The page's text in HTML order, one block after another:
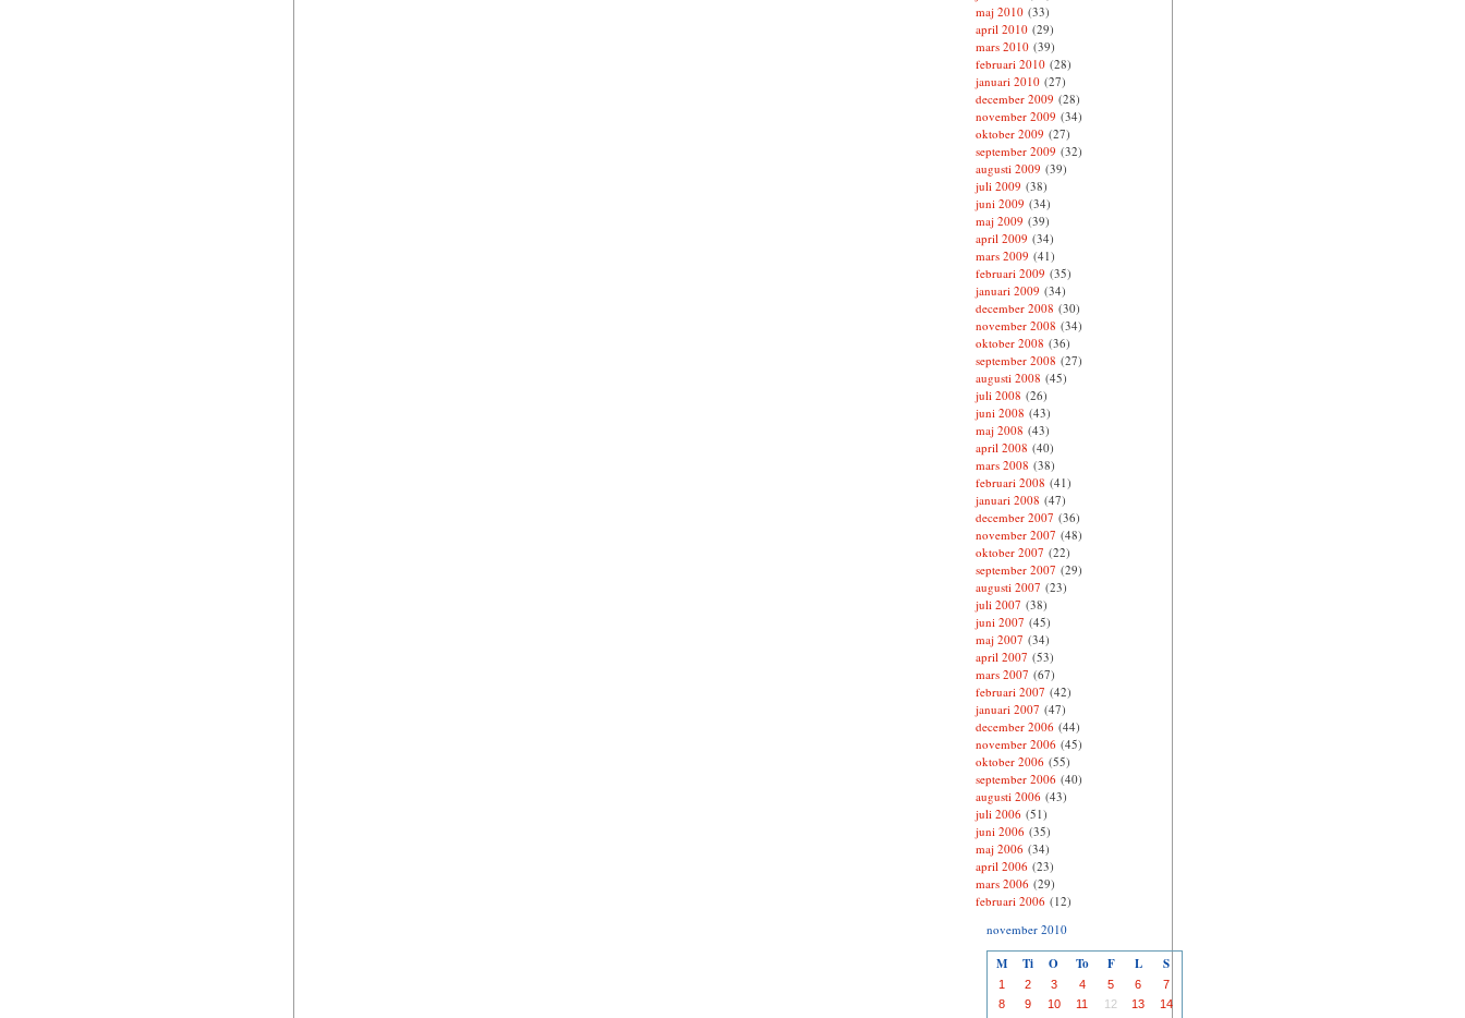
maj 2010(33)
april 2010(29)
mars 2010(39)
februari 2010(28)
januari 2010(27)
december 2009 (28)
november 2009 (34)
oktober 2009 (27)
september 2009 (32)
augusti 2009 (39)
juli 2009 (38)
juni 2009 (34)
maj 2009 (39)
april 2009 (34)
mars 2009 (41)
februari 2009 (35)
januari 2009 (34)
december 2008 (30)
november 2008 (34)
oktober 2008 (36)
september 2008 (27)
augusti 2008 (45)
juli 2008 (26)
juni 2008 (43)
maj 2008 (43)
april 2008 (40)
mars 2008 (38)
februari 2008 (41)
januari 2008 (47)
december 2007 (36)
november 2007 (48)
oktober 2007 (22)
september 2007 (29)
augusti 2007 (23)
juli 2007 (38)
juni 2007 (45)
maj 2007 (34)
april 2007 (53)
mars 2007 (67)
februari 2007 (42)
januari 2007 (47)
december 2006(44)
november 2006(45)
oktober 2006(55)
september 2006(40)
augusti 2006(43)
juli 2006(51)
juni 2006(35)
maj 2006(34)
april 2006(23)
mars 2006(29)
februari 2006(12)
november 2010
M Ti O To F L S
1 2 3 4 5 6
7
8
9 10 11 12 13
14